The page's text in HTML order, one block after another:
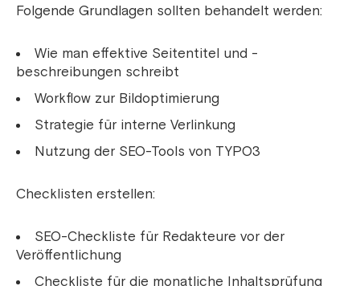
Folgende Grundlagen sollten behandelt werden:
Wie man effektive Seitentitel und -
beschreibungen schreibt
Workflow zur Bildoptimierung
Strategie für interne Verlinkung
Nutzung der SEO-Tools von TYPO3
Checklisten erstellen:
SEO-Checkliste für Redakteure vor der
Veröffentlichung
Checkliste für die monatliche Inhaltsprüfung